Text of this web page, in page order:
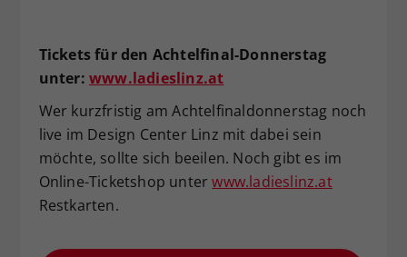
Tickets für den Achtelfinal-Donnerstag
unter: www.ladieslinz.at
Wer kurzfristig am Achtelfinaldonnerstag noch
live im Design Center Linz mit dabei sein
möchte, sollte sich beeilen. Noch gibt es im
Online-Ticketshop unterwww.ladieslinz.at
Restkarten.